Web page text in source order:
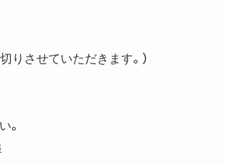
りさせていただきます。）
。